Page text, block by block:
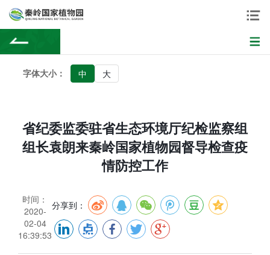
字体大小： 中 大
省纪委监委驻省生态环境厅纪检监察组
组长袁朗来秦岭国家植物园督导检查疫
情防控工作
时间：
2020-
02-04
16:39:53
分享到：